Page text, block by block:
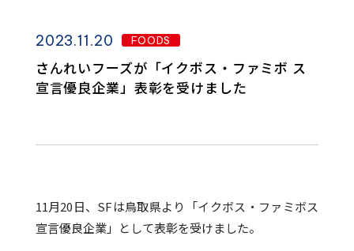
2023.11.20 FOODS
さんれいフーズが「イクボス・ファミボ ス
宣言優良企業」表彰を受けました
11月20日、SFは鳥取県より「イクボス・ファミボス
宣言優良企業」として表彰を受けました。